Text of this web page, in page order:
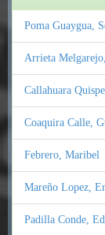
Poma Guaygua,
Arrieta
Callahuara
Coaquira Calle,
Febrero, Maribel
Mareño Lopez,
Padilla Conde,